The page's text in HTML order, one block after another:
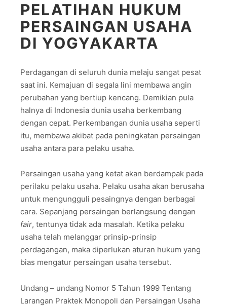
PELATIHAN HUKUM
PERSAINGAN USAHA
DI YOGYAKARTA
Perdagangan di seluruh dunia melaju sangat pesat
saat ini. Kemajuan di segala lini membawa angin
perubahan yang bertiup kencang. Demikian pula
halnya di Indonesia dunia usaha berkembang
dengan cepat. Perkembangan dunia usaha seperti
itu, membawa akibat pada peningkatan persaingan
usaha antara para pelaku usaha.
Persaingan usaha yang ketat akan berdampak pada
perilaku pelaku usaha. Pelaku usaha akan berusaha
untuk mengungguli pesaingnya dengan berbagai
cara. Sepanjang persaingan berlangsung dengan
fair, tentunya tidak ada masalah. Ketika pelaku
usaha telah melanggar prinsip-prinsip
perdagangan, maka diperlukan aturan hukum yang
bias mengatur persaingan usaha tersebut.
Undang – undang Nomor 5 Tahun 1999 Tentang
Larangan Praktek Monopoli dan Persaingan Usaha